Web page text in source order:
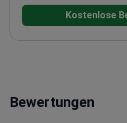
Schüler und dieKostenlose
Bewertungen